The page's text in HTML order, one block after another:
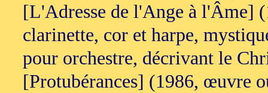
[L'Adresse de l'Ange à l'Âme]
clarinette, cor et harpe,
pour orchestre, décrivant le
[Protubérances] (1986, œuvre